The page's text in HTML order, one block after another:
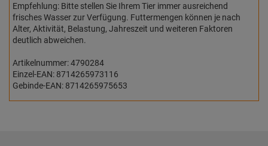
Empfehlung: Bitte stellen Sie Ihrem Tier immer ausreichend
frisches Wasser zur Verfügung. Futtermengen können je nach
Alter, Aktivität, Belastung, Jahreszeit und weiteren Faktoren
deutlich abweichen.
Artikelnummer: 4790284
Einzel-EAN: 8714265973116
Gebinde-EAN: 8714265975653